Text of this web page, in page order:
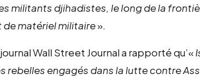
militants djihadistes, le long de la
de matériel militaire».
Wall Street Journal a rapporté qu’«
engagés dans la lutte contre